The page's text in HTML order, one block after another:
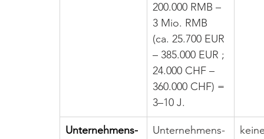
200.000 RMB –
3 Mio. RMB
(ca. 25.700 EUR
– 385.000 EUR ;
24.000 CHF –
360.000 CHF) =
3–10 J.
Unternehmens-
Unternehmens-